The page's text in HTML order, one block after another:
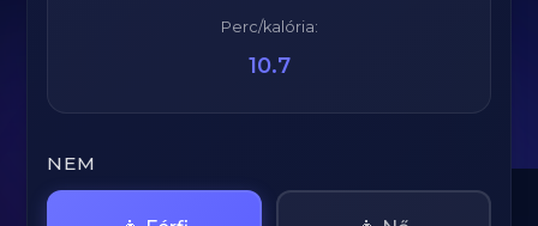
Perc/kalória:
10.7
NEM